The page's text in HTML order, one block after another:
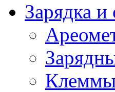
Зарядка